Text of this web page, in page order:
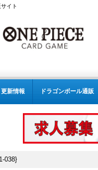
イト
更新情報 ドラゴンボール通販
038}